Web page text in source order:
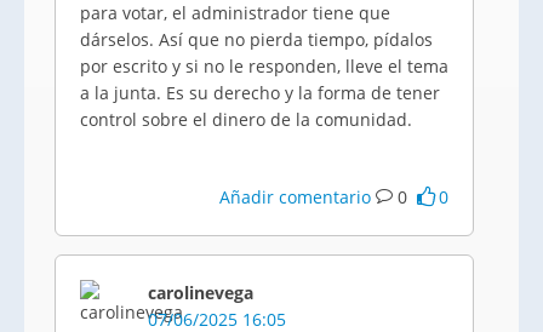
para votar, el administrador tiene que
dárselos. Así que no pierda tiempo, pídalos
por escrito y si no le responden, lleve el tema
a la junta. Es su derecho y la forma de tener
control sobre el dinero de la comunidad.
Añadir comentario 0 0
carolinevega
07/06/2025 16:05